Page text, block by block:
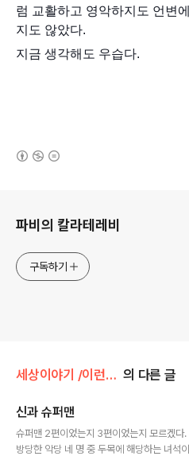
럼 교활하고 영악하지도 언변
지도 않았다.
지금 생각해도 우습다.
파비의 칼라테레비
구독하기
세상이야기 /이런저런이야기 의 다른 글
신과 슈퍼맨
슈퍼맨 2편이었는지 3편이었는지 모르겠다
방당한 악당 네 명 중 두목에 해당하는 녀석